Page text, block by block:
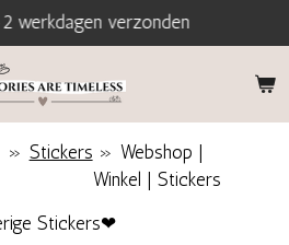
werkdagen verzonden
» Stickers » Webshop |
Winkel | Stickers
Stickers❤